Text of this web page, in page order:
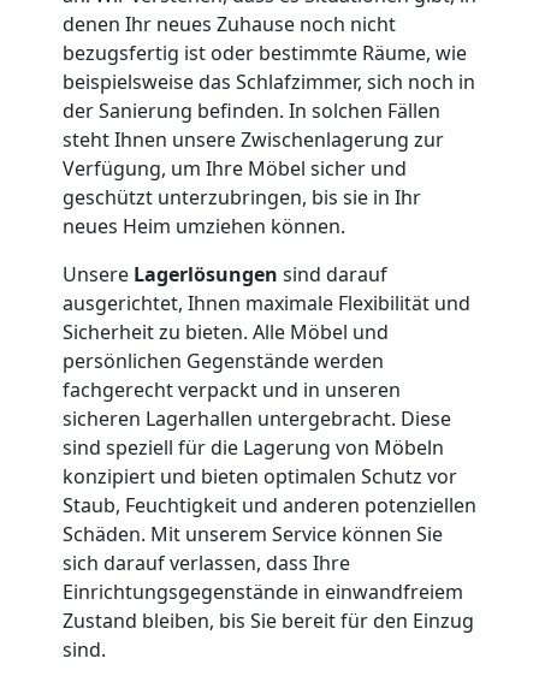
denen Ihr neues Zuhause noch nicht
bezugsfertig ist oder bestimmte Räume, wie
beispielsweise das Schlafzimmer, sich noch in
der Sanierung befinden. In solchen Fällen
steht Ihnen unsere Zwischenlagerung zur
Verfügung, um Ihre Möbel sicher und
geschützt unterzubringen, bis sie in Ihr
neues Heim umziehen können.
Unsere Lagerlösungen sind darauf
ausgerichtet, Ihnen maximale Flexibilität und
Sicherheit zu bieten. Alle Möbel und
persönlichen Gegenstände werden
fachgerecht verpackt und in unseren
sicheren Lagerhallen untergebracht. Diese
sind speziell für die Lagerung von Möbeln
konzipiert und bieten optimalen Schutz vor
Staub, Feuchtigkeit und anderen potenziellen
Schäden. Mit unserem Service können Sie
sich darauf verlassen, dass Ihre
Einrichtungsgegenstände in einwandfreiem
Zustand bleiben, bis Sie bereit für den Einzug
sind.
Umzug
und
Lagerung
Wiener
Neustadt
Full-
Service-
Umzug
Wiener
Neustadt